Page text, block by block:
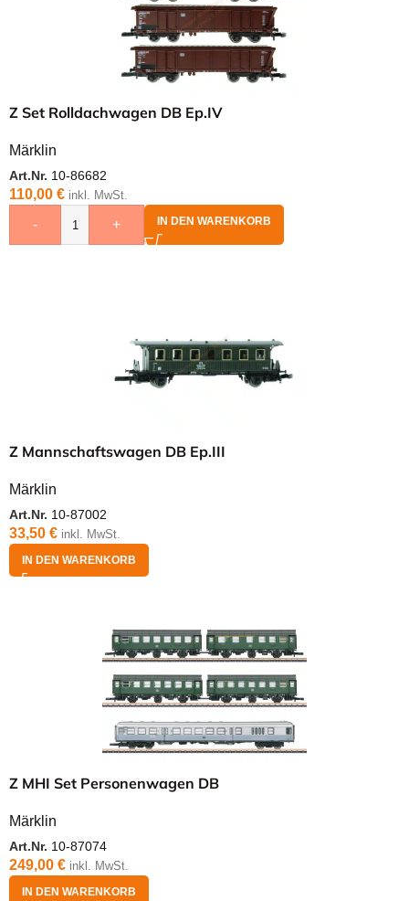
Z Set Rolldachwagen DB Ep.IV
Märklin
Art.Nr. 10-86682
110,00 € inkl. MwSt.
- + IN DEN WARENKORB
Z Mannschaftswagen DB Ep.III
Märklin
Art.Nr. 10-87002
33,50 € inkl. MwSt.
IN DEN WARENKORB
Z MHI Set Personenwagen DB
Märklin
Art.Nr. 10-87074
249,00 € inkl. MwSt.
IN DEN WARENKORB